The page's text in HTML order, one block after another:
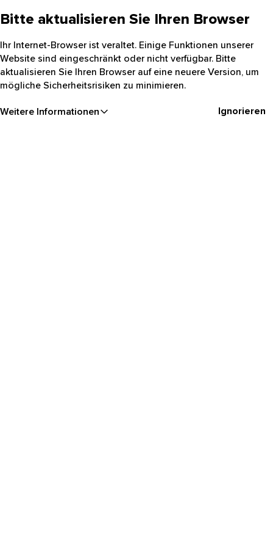
Bitte aktualisieren Sie Ihren Browser
Ihr Internet-Browser ist veraltet. Einige Funktionen unserer
Website sind eingeschränkt oder nicht verfügbar. Bitte
aktualisieren Sie Ihren Browser auf eine neuere Version, um
mögliche Sicherheitsrisiken zu minimieren.
Weitere Informationen Ignorieren